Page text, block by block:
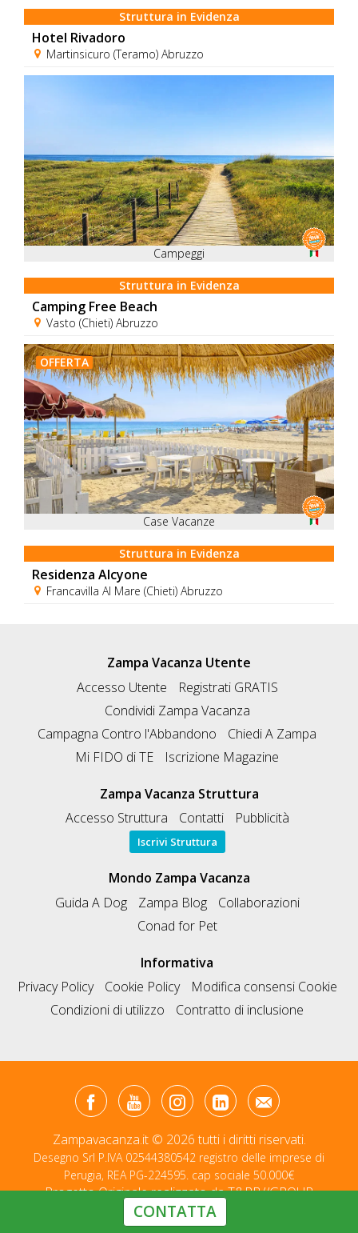
CONTATTA
Struttura in Evidenza
Hotel Rivadoro
Martinsicuro (Teramo) Abruzzo
Campeggi
Struttura in Evidenza
Camping Free Beach
Vasto (Chieti) Abruzzo
OFFERTA
Case Vacanze
Struttura in Evidenza
Residenza Alcyone
Francavilla Al Mare (Chieti) Abruzzo
Zampa Vacanza Utente
Accesso Utente
Registrati GRATIS
Condividi Zampa Vacanza
Campagna Contro l'Abbandono
Chiedi A Zampa
Mi FIDO di TE
Iscrizione Magazine
Zampa Vacanza Struttura
Accesso Struttura
Contatti Pubblicità
Iscrivi Struttura
Mondo Zampa Vacanza
Guida A Dog
Zampa Blog
Collaborazioni
Conad for Pet
Informativa
Privacy Policy
Cookie Policy
Modifica consensi Cookie
Condizioni di utilizzo
Contratto di inclusione
Zampavacanza.it © 2026 tutti i diritti riservati.
Desegno Srl P.IVA 02544380542 registro delle imprese di
Perugia, REA PG-224595. cap sociale 50.000€
Progetto Originale realizzato daT&RB//GROUP